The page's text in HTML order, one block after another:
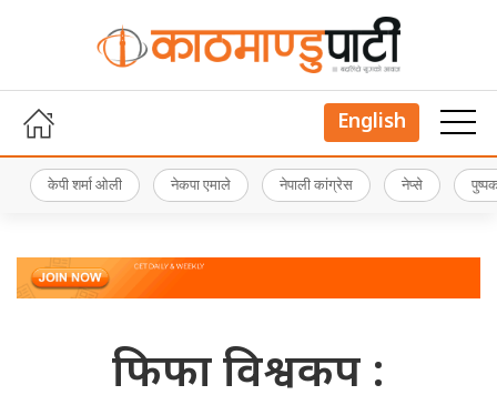
English
केपी शर्मा ओली नेकपा एमाले नेपाली कांग्रेस नेप्से
फिफा विश्वकप :